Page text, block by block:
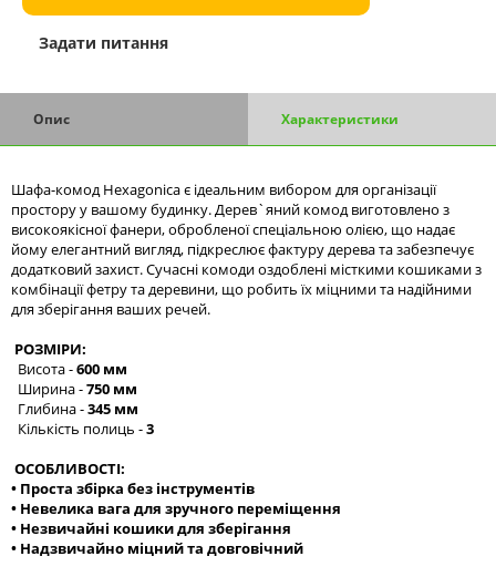
Задати питання
Опис Характеристики
Шафа-комод Hexagonica є ідеальним вибором для організації
простору у вашому будинку. Дерев`яний комод виготовлено з
високоякісної фанери, обробленої спеціальною олією, що надає
йому елегантний вигляд, підкреслює фактуру дерева та забезпечує
додатковий захист. Сучасні комоди оздоблені місткими кошиками з
комбінації фетру та деревини, що робить їх міцними та надійними
для зберігання ваших речей.
РОЗМІРИ:
Висота -600 мм
Ширина -750 мм
Глибина -345 мм
Кількість полиць -3
ОСОБЛИВОСТІ:
• Проста збірка без інструментів
• Невелика вага для зручного переміщення
• Незвичайні кошики для зберігання
• Надзвичайно міцний та довговічний